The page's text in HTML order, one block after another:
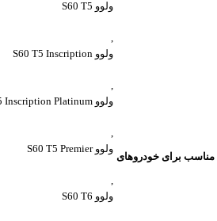
مناسب برای خودروهای
ولوو S60 T5
,
ولوو S60 T5 Inscription
,
ولوو S60 T5 Inscription Platinum
,
ولوو S60 T5 Premier
,
ولوو S60 T6